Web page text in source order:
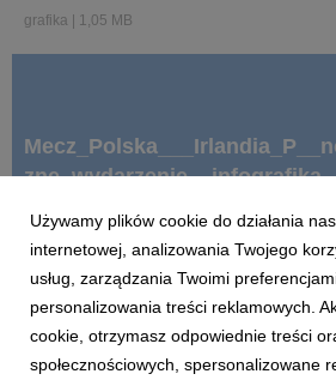
grafika 1,05 MB
docx|268 KB
Używamy plików cookie do działania
internetowej, analizowania Twojego
usług, zarządzania Twoimi
personalizowania treści reklamowych.
cookie, otrzymasz odpowiednie treści
społecznościowych, spersonalizowane